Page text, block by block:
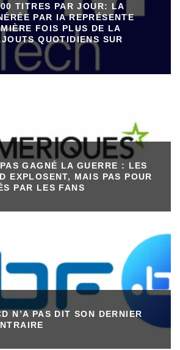
TITRES PAR JOUR: LA
PAR IA REPRÉSENTE
FOIS PLUS DE LA
QUOTIDIENS SUR
GAGNÉ LA GUERRE : LES
EXPLOSENT, MAIS PAS POUR
PAR LES FANS
N’A PAS DIT SON DERNIER